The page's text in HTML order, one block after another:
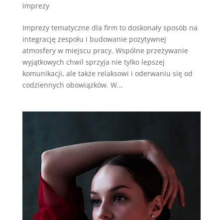
imprezy
Imprezy tematyczne dla firm to doskonały sposób na
integrację zespołu i budowanie pozytywnej
atmosfery w miejscu pracy. Wspólne przeżywanie
wyjątkowych chwil sprzyja nie tylko lepszej
komunikacji, ale także relaksowi i oderwaniu się od
codziennych obowiązków. W...